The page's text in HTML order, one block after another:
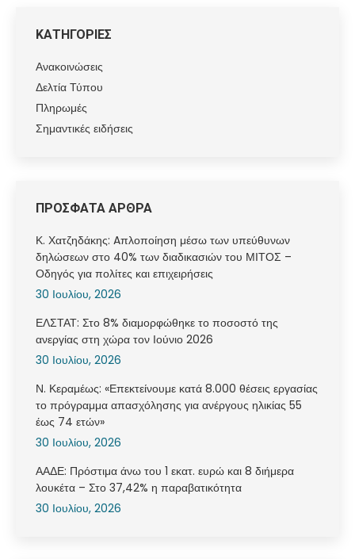
ΚΑΤΗΓΟΡΙΕΣ
Ανακοινώσεις
Δελτία Τύπου
Πληρωμές
Σημαντικές ειδήσεις
ΠΡΟΣΦΑΤΑ ΑΡΘΡΑ
Κ. Χατζηδάκης: Aπλοποίηση μέσω των υπεύθυνων
δηλώσεων στο 40% των διαδικασιών του ΜΙΤΟΣ –
Οδηγός για πολίτες και επιχειρήσεις
30 Ιουλίου, 2026
ΕΛΣΤΑΤ: Στο 8% διαμορφώθηκε το ποσοστό της
ανεργίας στη χώρα τον Ιούνιο 2026
30 Ιουλίου, 2026
Ν. Κεραμέως: «Επεκτείνουμε κατά 8.000 θέσεις εργασίας
το πρόγραμμα απασχόλησης για ανέργους ηλικίας 55
έως 74 ετών»
30 Ιουλίου, 2026
ΑΑΔΕ: Πρόστιμα άνω του 1 εκατ. ευρώ και 8 διήμερα
λουκέτα – Στο 37,42% η παραβατικότητα
30 Ιουλίου, 2026